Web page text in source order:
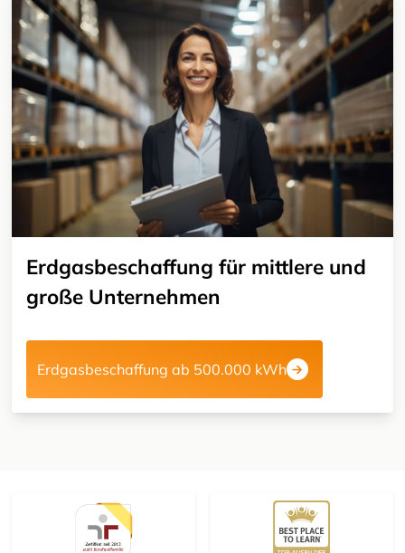
Erdgasbeschaffung für mittlere und
große Unternehmen
Erdgasbeschaffung ab 500.000 kWh